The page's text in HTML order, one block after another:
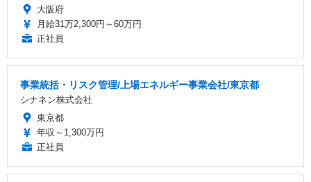
大阪府
月給31万2,300円～60万円
正社員
事業統括・リスク管理/上場エネルギー事業会社/東京都
シナネン株式会社
東京都
年収～1,300万円
正社員